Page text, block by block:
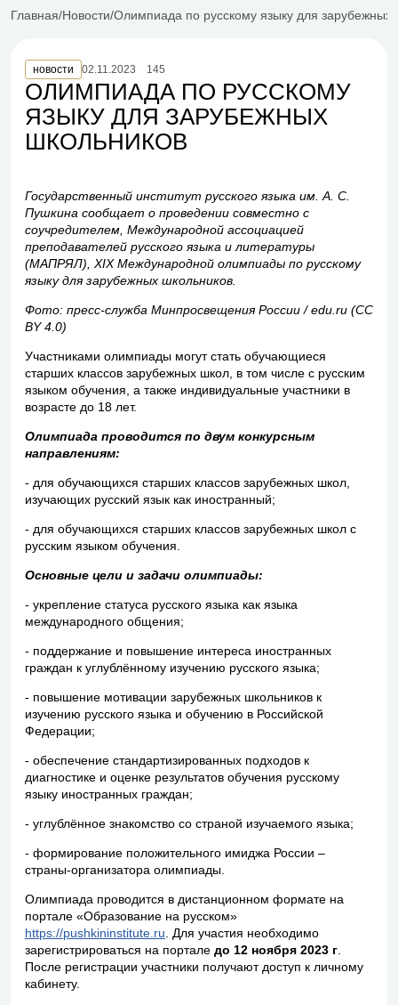
Главная Новости Олимпиада по русскому языку для зарубежных
ОЛИМПИАДА ПО РУССКОМУ
ЯЗЫКУ ДЛЯ ЗАРУБЕЖНЫХ
ШКОЛЬНИКОВ
новости 02.11.2023 145
Государственный институт русского языка им. А. С.
Пушкина сообщает о проведении совместно с
соучредителем, Международной ассоциацией
преподавателей русского языка и литературы
(МАПРЯЛ), ХIХ Международной олимпиады по русскому
языку для зарубежных школьников.
Фото: пресс-служба Минпросвещения России / edu.ru (CC
BY 4.0)
Участниками олимпиады могут стать обучающиеся
старших классов зарубежных школ, в том числе с русским
языком обучения, а также индивидуальные участники в
возрасте до 18 лет.
Олимпиада проводится по двум конкурсным
направлениям:
- для обучающихся старших классов зарубежных школ,
изучающих русский язык как иностранный;
- для обучающихся старших классов зарубежных школ с
русским языком обучения.
Основные цели и задачи олимпиады:
- укрепление статуса русского языка как языка
международного общения;
- поддержание и повышение интереса иностранных
граждан к углублённому изучению русского языка;
- повышение мотивации зарубежных школьников к
изучению русского языка и обучению в Российской
Федерации;
- обеспечение стандартизированных подходов к
диагностике и оценке результатов обучения русскому
языку иностранных граждан;
- углублённое знакомство со страной изучаемого языка;
- формирование положительного имиджа России –
страны-организатора олимпиады.
Олимпиада проводится в дистанционном формате на
портале «Образование на русском»
https://pushkininstitute.ru . Для участия необходимо
зарегистрироваться на портале до 12 ноября 2023 г
После регистрации участники получают доступ к личному
кабинету.